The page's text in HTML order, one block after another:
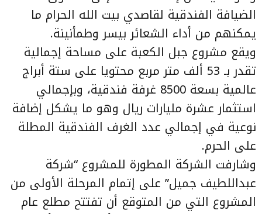
الضيافة الفندقية لقاصدي بيت الله الحرام ما
يمكنهم من أداء الشعائر بيسر وطمأنينة.
ويقع مشروع جبل الكعبة على مساحة إجمالية
تقدر بـ 53 ألف متر مربع محتويا على ستة أبراج
عالمية بسعة 8500 غرفة فندقية، وبإجمالي
استثمار عشرة مليارات ريال وهو ما يشكل إضافة
نوعية في إجمالي عدد الغرف الفندقية المطلة
على الحرم.
وشارفت الشركة المطورة للمشروع “شركة
عبداللطيف جميل” على إتمام المرحلة الأولى من
المشروع التي من المتوقع أن تفتتح مطلع عام